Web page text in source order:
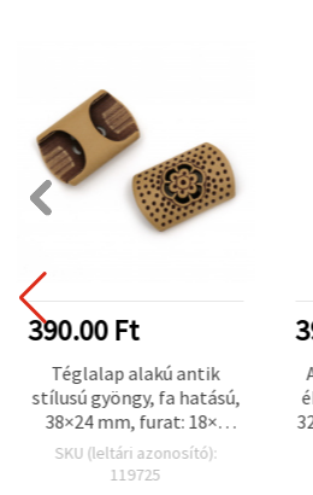
390.00 Ft
Téglalap alakú antik
stílusú gyöngy, fa hatású,
38×24 mm, furat: 18×6
mm, barna – 50 g (~20 db)
SKU (leltári azonosító):
119725